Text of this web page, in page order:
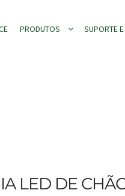
PRODUTOS SUPORTE
LED DE